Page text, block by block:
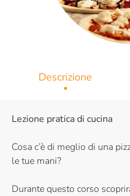
Descrizione
Lezione pratica di cucina
Cosa c’è di meglio di una
le tue mani?
Durante questo corso